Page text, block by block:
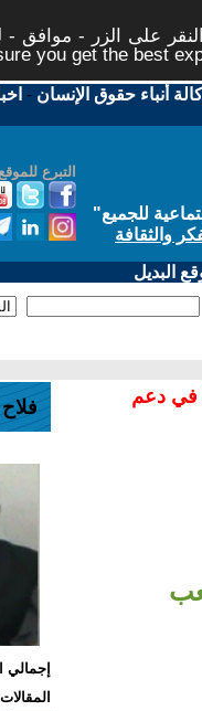
على الزر - موافق -
you get the best
أنباء حقوق الإنسان -
التبرع
للجميع"
والثقافة
البديل
في دعم
إجمالي
المقالات